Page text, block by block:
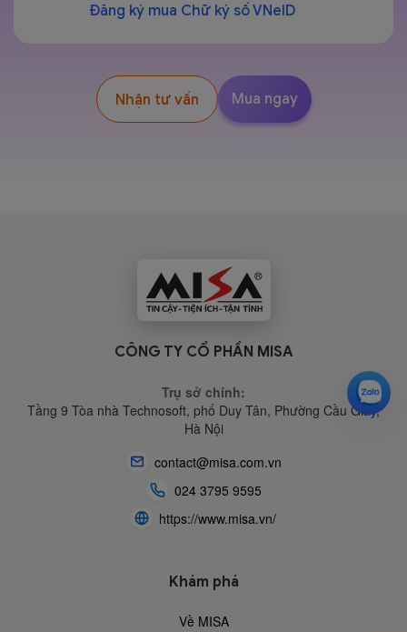
Đăng ký mua Chữ ký số VNeID
Nhận tư vấn Mua ngay
CÔNG TY CỔ PHẦN MISA
Trụ sở chính:
Tầng 9 Tòa nhà Technosoft, phố Duy Tân, Phường Cầu Giấy,
Hà Nội
contact@misa.com.vn
024 3795 9595
https://www.misa.vn/
Khám phá
Về MISA